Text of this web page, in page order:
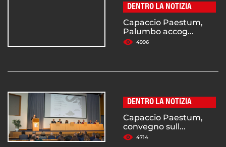
DENTRO LA NOTIZIA
Capaccio Paestum,
Palumbo accog...
4996
DENTRO LA NOTIZIA
Capaccio Paestum,
convegno sull...
4714